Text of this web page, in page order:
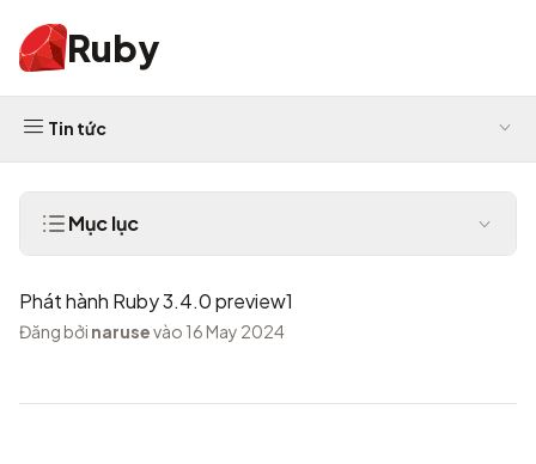
Ruby
Tin tức
Mục lục
Phát hành Ruby 3.4.0 preview1
Đăng bởi narusevào 16 May 2024